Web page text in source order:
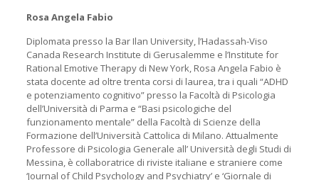
Rosa Angela Fabio
Diplomata presso la Bar Ilan University, l’Hadassah-Viso
Canada Research Institute di Gerusalemme e l’Institute for
Rational Emotive Therapy di New York, Rosa Angela Fabio è
stata docente ad oltre trenta corsi di laurea, tra i quali “ADHD
e potenziamento cognitivo” presso la Facoltà di Psicologia
dell’Università di Parma e “Basi psicologiche del
funzionamento mentale” della Facoltà di Scienze della
Formazione dell’Università Cattolica di Milano. Attualmente
Professore di Psicologia Generale all’ Università degli Studi di
Messina, è collaboratrice di riviste italiane e straniere come
‘Journal of Child Psychology and Psychiatry’ e ‘Giornale di